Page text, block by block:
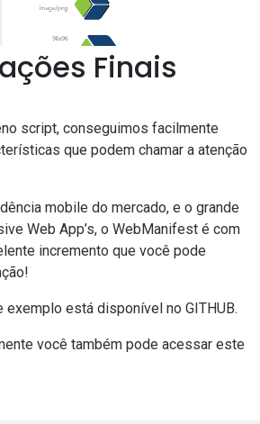
Finais
script, conseguimos facilmente
que podem chamar a atenção
mobile do mercado, e o grande
Web App’s, o WebManifest é com
incremento que você pode
exemplo está disponível no GITHUB.
você também pode acessar este